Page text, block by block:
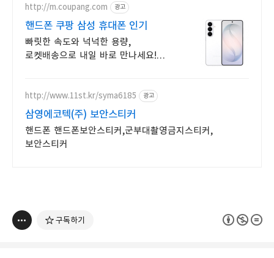
http://m.coupang.com 광고
핸드폰 쿠팡 삼성 휴대폰 인기
빠릿한 속도와 넉넉한 용량,
로켓배송으로 내일 바로 만나세요!
http://www.11st.kr/syma6185 광고
삼영에코텍(주) 보안스티커
핸드폰 핸드폰보안스티커,군부대촬영금지스티커,
보안스티커
구독하기